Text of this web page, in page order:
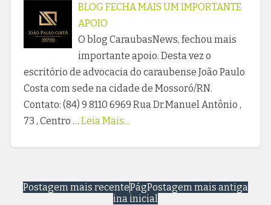
BLOG FECHA MAIS UM IMPORTANTE
APOIO
O blog CaraubasNews, fechou mais
importante apoio. Desta vez o
escritório de advocacia do caraubense João Paulo
Costa com sede na cidade de Mossoró/RN.
Contato: (84) 9 8110 6969 Rua Dr.Manuel Antônio ,
73 , Centro … Leia Mais...
Postagem mais recente Postagem mais antiga
Pág
ina inicial